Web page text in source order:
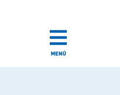
MENÚ